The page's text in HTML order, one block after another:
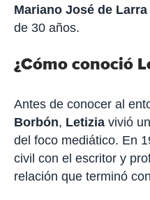
Mariano José de Larra
de 30 años.
¿Cómo conoció
Antes de conocer al
Borbón, Letizia vivió
del foco mediático. En
civil con el escritor y
relación que terminó